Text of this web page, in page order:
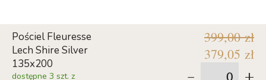
Pościel Fleuresse
Lech Shire Silver
135x200
dostępne 3 szt. z
399,00 zł
379,05 zł